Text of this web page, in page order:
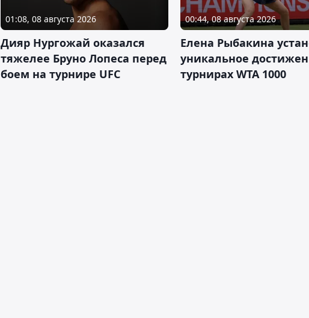
01:08, 08 августа 2026
Дияр Нургожай оказался
тяжелее Бруно Лопеса перед
боем на турнире UFC
00:44, 08 августа 2026
Елена Рыбакина
уникальное
турнирах WTA 1000